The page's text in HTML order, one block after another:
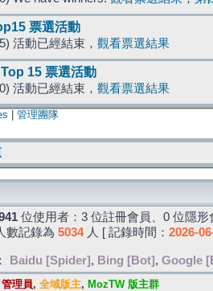
票選活動
活動已經結束， 觀看票選結果
15 票選活動
活動已經結束， 觀看票選結果
管理團隊
位使用者：3 位註冊會員、0 位隱
數記錄為 5034人 [ 記錄時間： 2026-
Baidu [Spider] , Bing [Bot] , Google
管理員, 全域版主, MozTW 版主群